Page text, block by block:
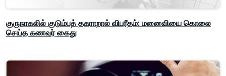
குருநாகலில் குடும்பத் தகராறால் விபரீதம்: மனைவியை கொலை
செய்த கணவர் கைது